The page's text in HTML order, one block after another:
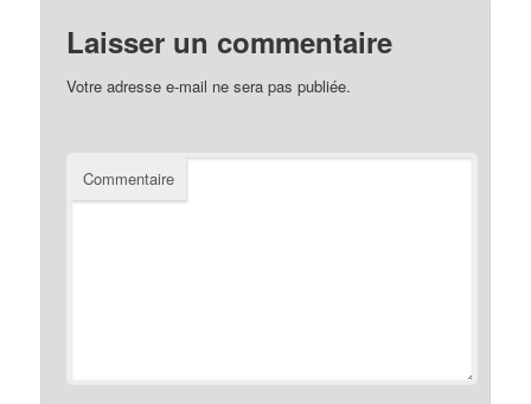
Laisser un commentaire
Votre adresse e-mail ne sera pas publiée.
Commentaire